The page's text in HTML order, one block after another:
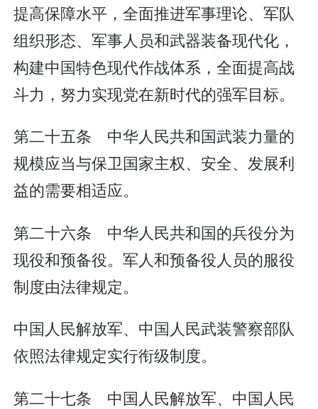
提高保障水平，全面推进军事理论、军队
组织形态、军事人员和武器装备现代化，
构建中国特色现代作战体系，全面提高战
斗力，努力实现党在新时代的强军目标。
第二十五条 中华人民共和国武装力量的
规模应当与保卫国家主权、安全、发展利
益的需要相适应。
第二十六条 中华人民共和国的兵役分为
现役和预备役。军人和预备役人员的服役
制度由法律规定。
中国人民解放军、中国人民武装警察部队
依照法律规定实行衔级制度。
第二十七条 中国人民解放军、中国人民